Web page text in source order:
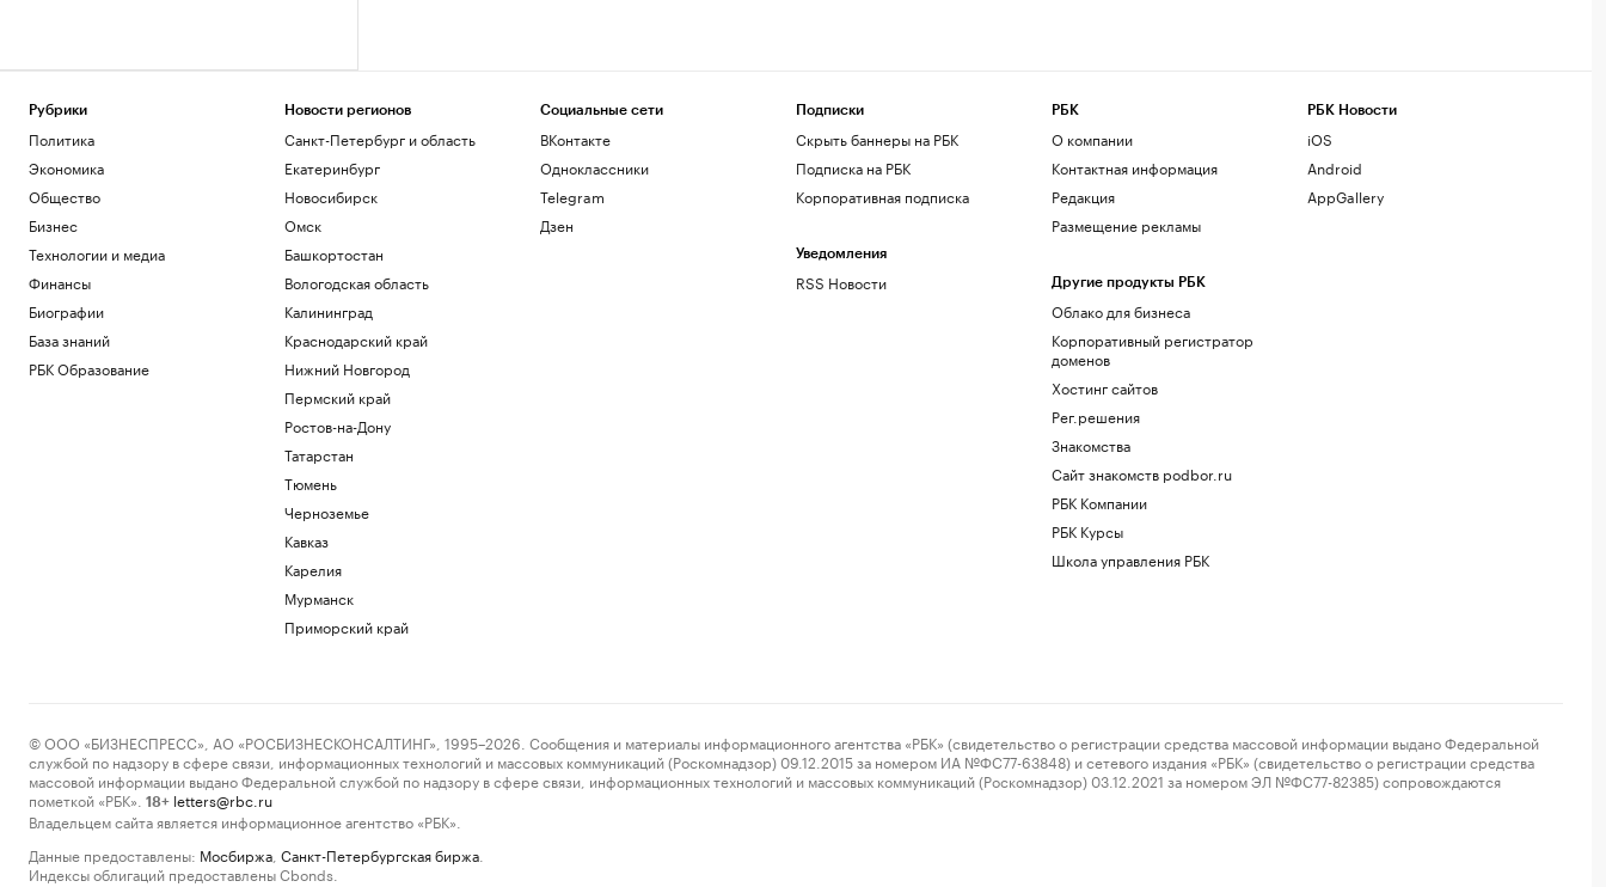
Рубрики
Политика
Экономика
Общество
Бизнес
Технологии и медиа
Финансы
Биографии
База знаний
РБК Образование
Новости регионов
Санкт-Петербург и область
Екатеринбург
Новосибирск
Омск
Башкортостан
Вологодская область
Калининград
Краснодарский край
Нижний Новгород
Пермский край
Ростов-на-Дону
Татарстан
Тюмень
Черноземье
Кавказ
Карелия
Мурманск
Приморский край
Социальные сети
ВКонтакте
Одноклассники
Telegram
Дзен
Подписки
Скрыть баннеры на РБК
Подписка на РБК
Корпоративная подписка
Уведомления
RSS Новости
РБК
О компании
Контактная информация
Редакция
Размещение рекламы
Другие продукты РБК
Облако для бизнеса
Корпоративный регистратор
доменов
Хостинг сайтов
Рег.решения
Знакомства
Сайт знакомств podbor.ru
РБК Компании
РБК Курсы
Школа управления РБК
РБК Новости
iOS
Android
AppGallery
© ООО «БИЗНЕСПРЕСС», АО «РОСБИЗНЕСКОНСАЛТИНГ», 1995–2026. Сообщения и материалы информационного агентства «РБК» (свидетельство о регистрации средства массовой информации выдано Федеральной
службой по надзору в сфере связи, информационных технологий и массовых коммуникаций (Роскомнадзор) 09.12.2015 за номером ИА №ФС77-63848) и сетевого издания «РБК» (свидетельство о регистрации средства
массовой информации выдано Федеральной службой по надзору в сфере связи, информационных технологий и массовых коммуникаций (Роскомнадзор) 03.12.2021 за номером ЭЛ №ФС77-82385) сопровождаются
пометкой «РБК».
18+ letters@rbc.ru
Владельцем сайта является информационное агентство «РБК».
Данные предоставлены: Мосбиржа Санкт-Петербургская биржа
Индексы облигаций предоставлены Cbonds.